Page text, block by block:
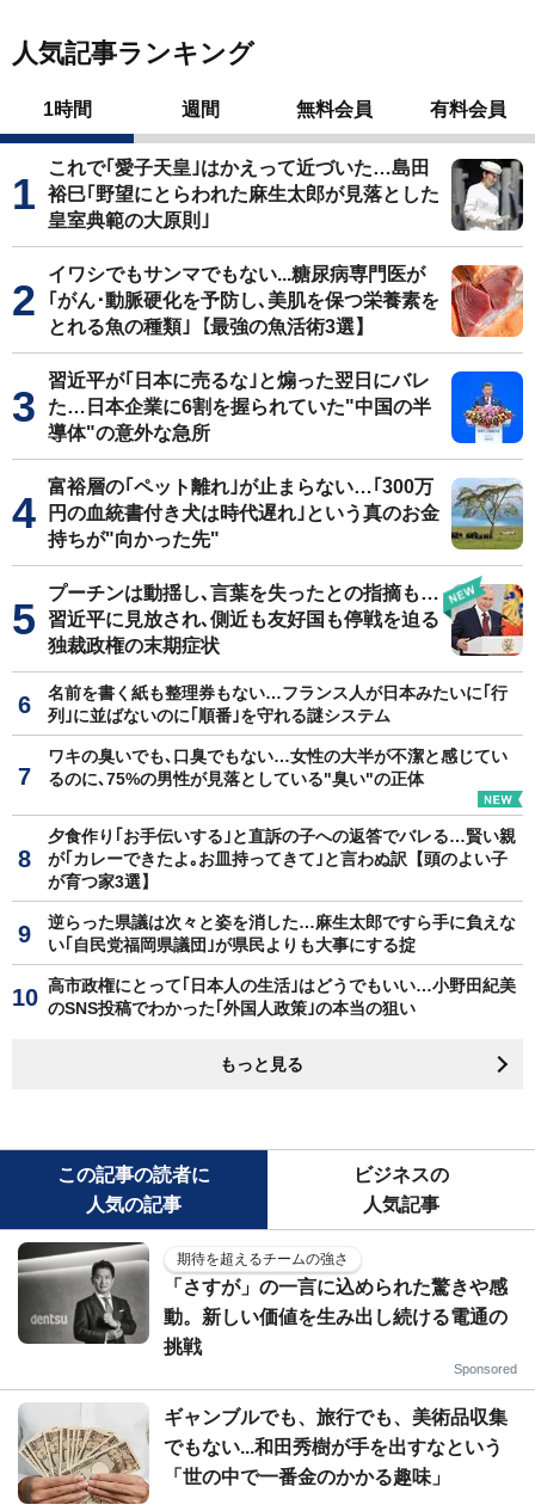
人気記事ランキング
1時間 週間 無料会員 有料会員
これで｢愛子天皇｣はかえって近づいた…島田
裕巳｢野望にとらわれた麻生太郎が見落とした
皇室典範の大原則｣
イワシでもサンマでもない...糖尿病専門医が
｢がん･動脈硬化を予防し､美肌を保つ栄養素を
とれる魚の種類｣【最強の魚活術3選】
習近平が｢日本に売るな｣と煽った翌日にバレ
た…日本企業に6割を握られていた"中国の半
導体"の意外な急所
富裕層の｢ペット離れ｣が止まらない…｢300万
円の血統書付き犬は時代遅れ｣という真のお金
持ちが"向かった先"
プーチンは動揺し､言葉を失ったとの指摘も…
習近平に見放され､側近も友好国も停戦を迫る
独裁政権の末期症状
名前を書く紙も整理券もない…フランス人が日本みたいに｢行
列｣に並ばないのに｢順番｣を守れる謎システム
ワキの臭いでも､口臭でもない…女性の大半が不潔と感じてい
るのに､75%の男性が見落としている"臭い"の正体
夕食作り｢お手伝いする｣と直訴の子への返答でバレる…賢い親
が｢カレーできたよ｡お皿持ってきて｣と言わぬ訳【頭のよい子
が育つ家3選】
逆らった県議は次々と姿を消した…麻生太郎ですら手に負えな
い｢自民党福岡県議団｣が県民よりも大事にする掟
高市政権にとって｢日本人の生活｣はどうでもいい…小野田紀美
のSNS投稿でわかった｢外国人政策｣の本当の狙い
もっと見る
この記事の読者に
人気の記事
ビジネスの
人気記事
期待を超えるチームの強さ
「さすが」の一言に込められた驚きや感
動。新しい価値を生み出し続ける電通の
挑戦
Sponsored
ギャンブルでも、旅行でも、美術品収集
でもない...和田秀樹が手を出すなという
「世の中で一番金のかかる趣味」